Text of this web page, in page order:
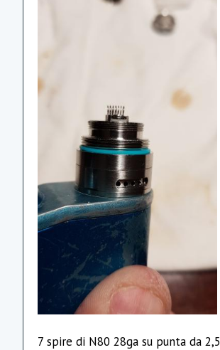
7 spire di N80 28ga su punta da 2,5